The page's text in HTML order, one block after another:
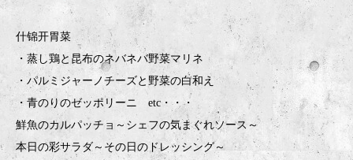
什锦开胃菜
・蒸し鶏と昆布のネバネバ野菜マリネ
・パルミジャーノチーズと野菜の白和え
・青のりのゼッポリーニ etc・・・
鮮魚のカルパッチョ～シェフの気まぐれソース～
本日の彩サラダ～その日のドレッシング～